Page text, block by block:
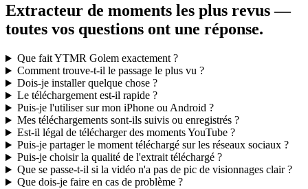
Extracteur de moments les plus revus —
toutes vos questions ont une réponse.
Que fait YTMR Golem exactement ?
Comment trouve-t-il le passage le plus vu ?
Dois-je installer quelque chose ?
Le téléchargement est-il rapide ?
Puis-je l'utiliser sur mon iPhone ou Android ?
Mes téléchargements sont-ils suivis ou enregistrés ?
Est-il légal de télécharger des moments YouTube ?
Puis-je partager le moment téléchargé sur les réseaux sociaux ?
Puis-je choisir la qualité de l'extrait téléchargé ?
Que se passe-t-il si la vidéo n'a pas de pic de visionnages clair ?
Que dois-je faire en cas de problème ?